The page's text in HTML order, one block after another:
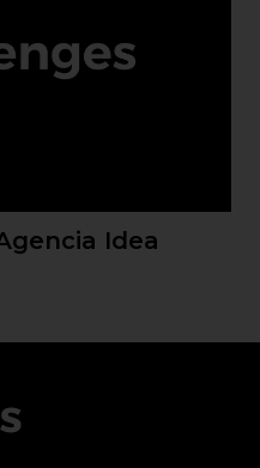
Idea